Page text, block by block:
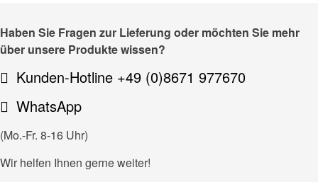
Haben Sie Fragen zur Lieferung oder möchten Sie mehr
über unsere Produkte wissen?
Kunden-Hotline +49 (0)8671 977670
WhatsApp
(Mo.-Fr. 8-16 Uhr)
Wir helfen Ihnen gerne weiter!